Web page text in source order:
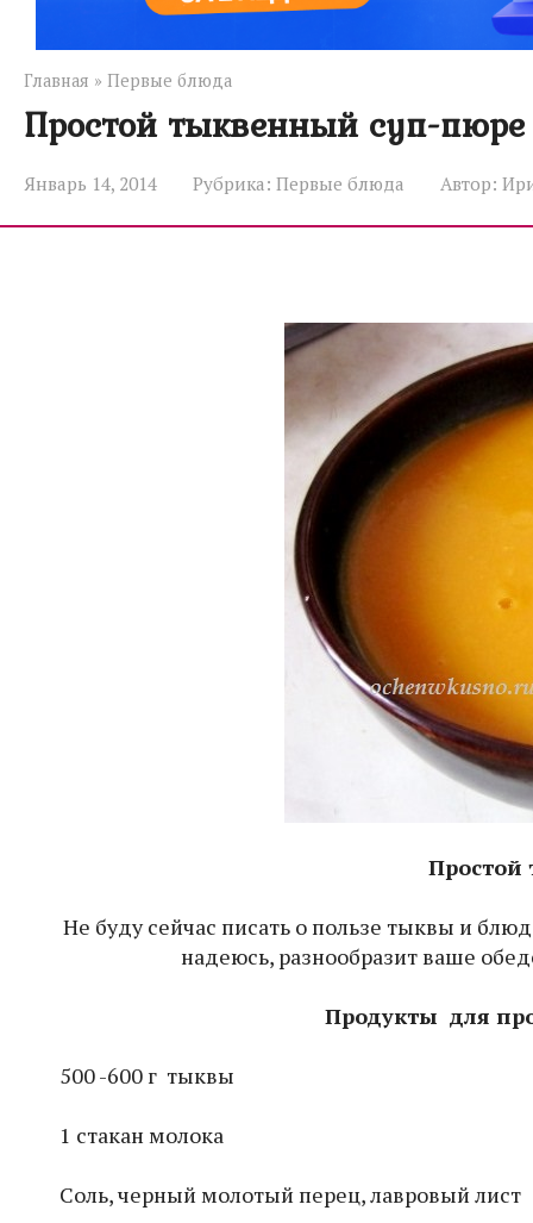
Главная » Первые блюда
Простой тыквенный суп-пюре
Январь 14, 2014 Рубрика: Первые блюда Автор:
Не буду сейчас писать о пользе тыквы и
надеюсь, разнообразит ваше
Продукты для
500 -600 г тыквы
1 стакан молока
Соль, черный молотый перец, лавровый лист